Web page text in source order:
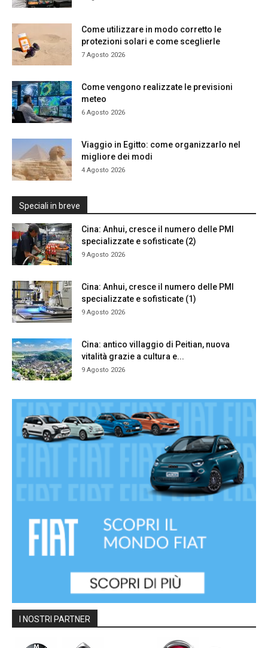
Come utilizzare in modo corretto le
protezioni solari e come sceglierle
7 Agosto 2026
Come vengono realizzate le previsioni
meteo
6 Agosto 2026
Viaggio in Egitto: come organizzarlo nel
migliore dei modi
4 Agosto 2026
Speciali in breve
Cina: Anhui, cresce il numero delle PMI
specializzate e sofisticate (2)
9 Agosto 2026
Cina: Anhui, cresce il numero delle PMI
specializzate e sofisticate (1)
9 Agosto 2026
Cina: antico villaggio di Peitian, nuova
vitalità grazie a cultura e...
9 Agosto 2026
I NOSTRI PARTNER